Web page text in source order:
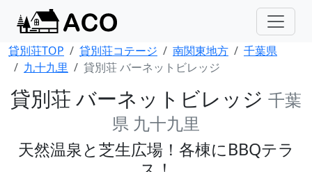
貸別荘TOP 貸別荘コテージ 南関東地方
千葉県
九十九里
貸別荘 バーネットビレッジ
貸別荘 バーネットビレッジ 千葉
県 九十九里
天然温泉と芝生広場！各棟にBBQテラ